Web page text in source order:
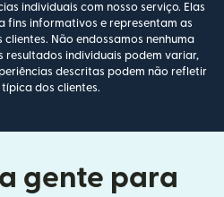
individuais com nosso serviço. Elas
fins informativos e representam as
clientes. Não endossamos nenhuma
resultados individuais podem variar,
descritas podem não refletir
dos clientes.
gente para